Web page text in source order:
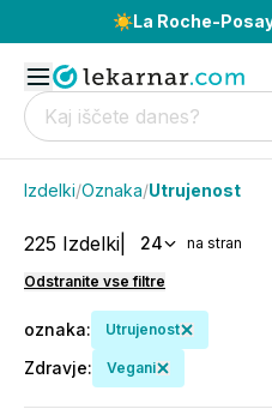
☀️La Roche-
Izdelki/Oznaka/Utrujenost
225 Izdelki 24 na stran
Odstranite vse filtre
oznaka: Utrujenost
Zdravje: Vegani